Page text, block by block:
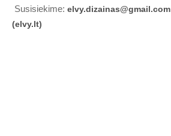
Susisiekime: elvy.dizainas@gmail.com
(elvy.lt)